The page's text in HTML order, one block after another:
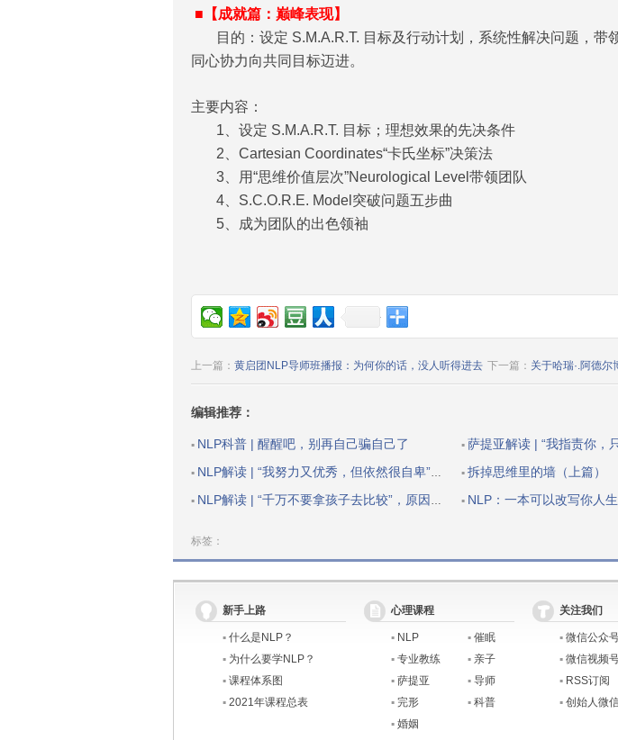
■【成就篇：巅峰表现】
目的：设定 S.M.A.R.T. 目标及行动计划，系统性解决问题，带
同心协力向共同目标迈进。
主要内容：
1、设定 S.M.A.R.T. 目标；理想效果的先决条件
2、Cartesian Coordinates“卡氏坐标”决策法
3、用“思维价值层次”Neurological Level带领团队
4、S.C.O.R.E. Model突破问题五步曲
5、成为团队的出色领袖
上一篇： 黄启团NLP导师班播报：为何你的话，没人听得进去 下一篇： 关于哈瑞·.阿德尔
编辑推荐：
▪ NLP科普 | 醒醒吧，别再自己骗自己了 ▪ 萨提亚解读 | “我指责你，只是
▪ NLP解读 | “我努力又优秀，但依然很自卑”：一个方法，提升你的自我价值 ▪ 拆掉思维里的墙（上篇）
▪ NLP解读 | “千万不要拿孩子去比较”，原因戳中无数父母的心 ▪ NLP：一本可以改写你人
标签：
新手上路
▪ 什么是NLP？
▪ 为什么要学NLP？
▪ 课程体系图
▪ 2021年课程总表
心理课程
▪ NLP ▪ 催眠
▪ 专业教练 ▪ 亲子
▪ 萨提亚 ▪ 导师
▪ 完形 ▪ 科普
▪ 婚姻
关注我们
▪ 微信公众
▪ 微信视频
▪ RSS订阅
▪ 创始人微